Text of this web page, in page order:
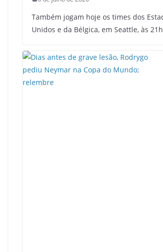
Também jogam hoje os times dos
Unidos e da Bélgica, em Seattle, às